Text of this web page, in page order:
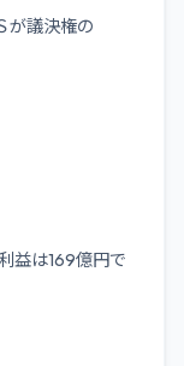
が議決権の
益は169億円で